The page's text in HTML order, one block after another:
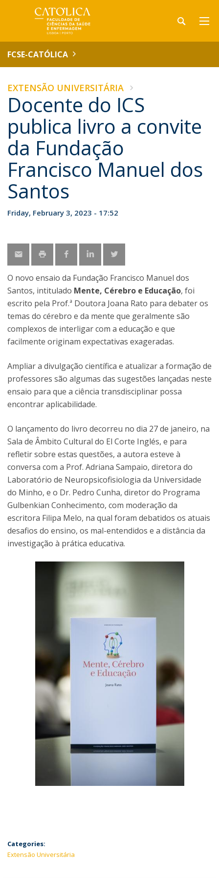
FCSE-CATÓLICA
EXTENSÃO UNIVERSITÁRIA
Docente do ICS
publica livro a convite
da Fundação
Francisco Manuel dos
Santos
Friday, February 3, 2023 - 17:52
O novo ensaio da Fundação Francisco Manuel dos
Santos, intitulado Mente, Cérebro e Educação, foi
escrito pela Prof.ª Doutora Joana Rato para debater os
temas do cérebro e da mente que geralmente são
complexos de interligar com a educação e que
facilmente originam expectativas exageradas.
Ampliar a divulgação científica e atualizar a formação de
professores são algumas das sugestões lançadas neste
ensaio para que a ciência transdisciplinar possa
encontrar aplicabilidade.
O lançamento do livro decorreu no dia 27 de janeiro, na
Sala de Âmbito Cultural do El Corte Inglés, e para
refletir sobre estas questões, a autora esteve à
conversa com a Prof. Adriana Sampaio, diretora do
Laboratório de Neuropsicofisiologia da Universidade
do Minho, e o Dr. Pedro Cunha, diretor do Programa
Gulbenkian Conhecimento, com moderação da
escritora Filipa Melo, na qual foram debatidos os atuais
desafios do ensino, os mal-entendidos e a distância da
investigação à prática educativa.
Categories:
Extensão Universitária